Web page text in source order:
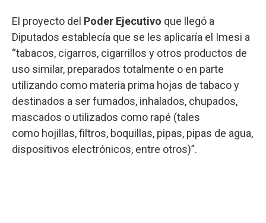
El proyecto del Poder Ejecutivo que llegó a
Diputados establecía que se les aplicaría el Imesi a
“tabacos, cigarros, cigarrillos y otros productos de
uso similar, preparados totalmente o en parte
utilizando como materia prima hojas de tabaco y
destinados a ser fumados, inhalados, chupados,
mascados o utilizados como rapé (tales
como hojillas, filtros, boquillas, pipas, pipas de agua,
dispositivos electrónicos, entre otros)”.